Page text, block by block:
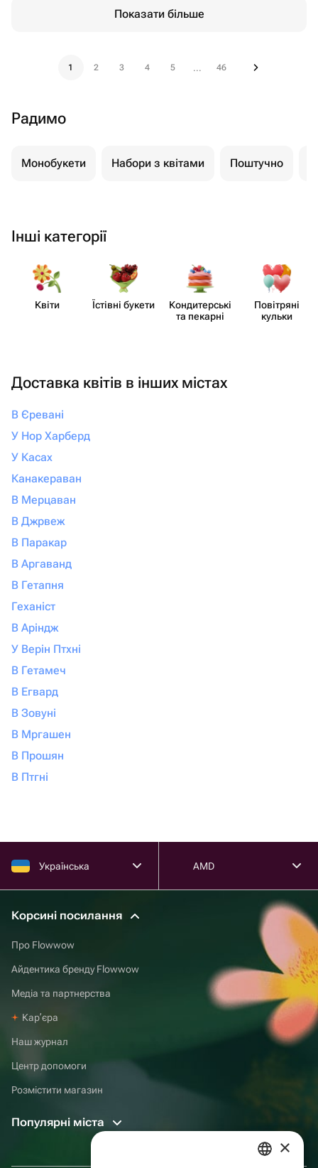
Показати більше
1 2 3 4 5 ... 46
Радимо
Монобукети Набори з квітами Поштучно
Інші категорії
Квіти Їстівні букети
Кондит​ерські
та пекарні
Повітряні
кульки
Доставка квітів в інших містах
В Єревані
У Нор Харберд
У Касах
Канакераван
В Мерцаван
В Джрвеж
В Паракар
В Аргаванд
В Гетапня
Геханіст
В Аріндж
У Верін Птхні
В Гетамеч
В Егвард
В Зовуні
В Мргашен
В Прошян
В Птгні
Українська AMD
Корсині посилання
Про Flowwow
Айдентика бренду Flowwow
Медіа та партнерства
Карʼєра
Наш журнал
Центр допомоги
Розмістити магазин
Популярні міста
×